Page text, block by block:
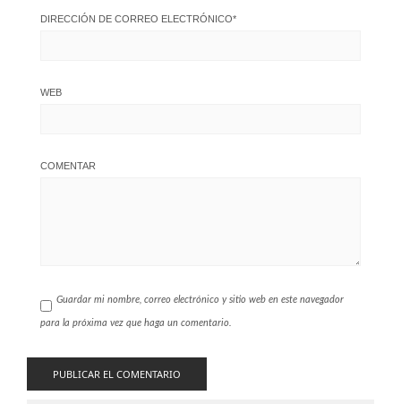
DIRECCIÓN DE CORREO ELECTRÓNICO*
WEB
COMENTAR
Guardar mi nombre, correo electrónico y sitio web en este navegador
para la próxima vez que haga un comentario.